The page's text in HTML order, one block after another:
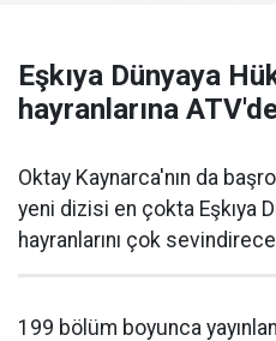
Eşkıya Dünyaya
hayranlarına
Oktay Kaynarca'nın da
yeni dizisi en çokta Eşkıya
hayranlarını çok
199 bölüm boyunca